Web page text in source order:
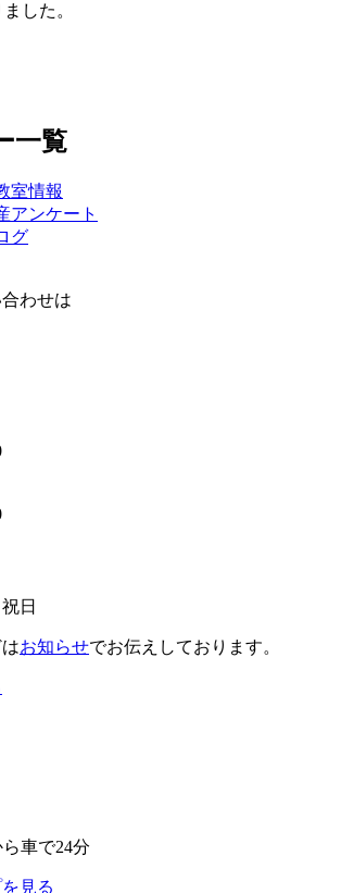
した。
室情報
アンケート
グ
わせは
日
お知らせでお伝えしております。
車で24分